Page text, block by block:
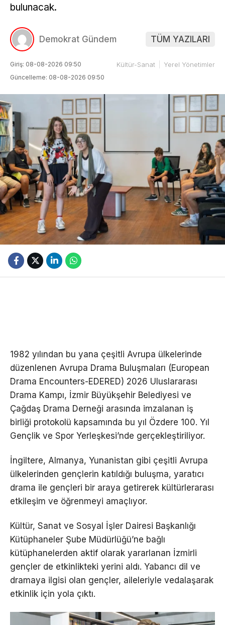
bulunacak.
Demokrat Gündem TÜM YAZILARI
Giriş: 08-08-2026 09:50
Güncelleme: 08-08-2026 09:50
Kültür-Sanat Yerel Yönetimler
1982 yılından bu yana çeşitli Avrupa ülkelerinde
düzenlenen Avrupa Drama Buluşmaları (European
Drama Encounters-EDERED) 2026 Uluslararası
Drama Kampı, İzmir Büyükşehir Belediyesi ve
Çağdaş Drama Derneği arasında imzalanan iş
birliği protokolü kapsamında bu yıl Özdere 100. Yıl
Gençlik ve Spor Yerleşkesi’nde gerçekleştiriliyor.
İngiltere, Almanya, Yunanistan gibi çeşitli Avrupa
ülkelerinden gençlerin katıldığı buluşma, yaratıcı
drama ile gençleri bir araya getirerek kültürlerarası
etkileşim ve öğrenmeyi amaçlıyor.
Kültür, Sanat ve Sosyal İşler Dairesi Başkanlığı
Kütüphaneler Şube Müdürlüğü’ne bağlı
kütüphanelerden aktif olarak yararlanan İzmirli
gençler de etkinlikteki yerini aldı. Yabancı dil ve
dramaya ilgisi olan gençler, aileleriyle vedalaşarak
etkinlik için yola çıktı.